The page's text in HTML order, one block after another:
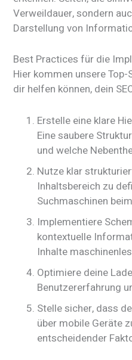
Verweildauer, sondern
Darstellung von
Best Practices für die
Hier kommen unsere
dir helfen können, dein
Erstelle eine klare
Eine saubere
und welche
Nutze klar
Inhaltsbereich zu
Suchmaschinen
Implementiere
kontextuelle
Inhalte
Optimiere deine
Benutzererfahrung
Stelle sicher, dass
über mobile Geräte
entscheidender